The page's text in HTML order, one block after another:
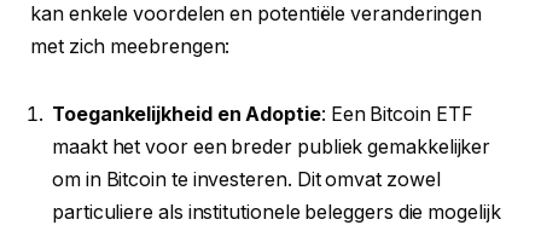
kan enkele voordelen en potentiële veranderingen
met zich meebrengen:
Toegankelijkheid en Adoptie: Een Bitcoin ETF
maakt het voor een breder publiek gemakkelijker
om in Bitcoin te investeren. Dit omvat zowel
particuliere als institutionele beleggers die mogelijk